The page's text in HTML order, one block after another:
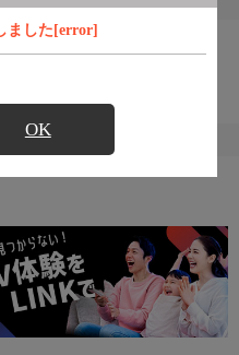
ました[error]
OK